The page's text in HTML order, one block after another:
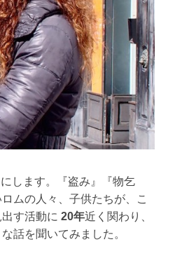
します。『盗み』『物乞
ムの人々、子供たちが、こ
す活動に 20年近く関わり、
話を聞いてみました。